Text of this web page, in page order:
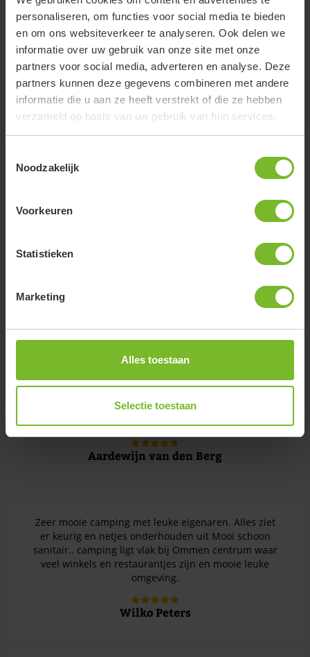
personaliseren, om functies voor social media te bieden
en om ons websiteverkeer te analyseren. Ook delen we
informatie over uw gebruik van onze site met onze
partners voor social media, adverteren en analyse. Deze
partners kunnen deze gegevens combineren met andere
informatie die u aan ze heeft verstrekt of die ze hebben
verzameld op basis van uw gebruik van hun services.
Noodzakelijk
Voorkeuren
Statistieken
Marketing
Alles toestaan
Selectie toestaan
Zo worden wij beoordeeld
behulpzame boer. Mooie schone toilet en douche
rustpunt tijdens de Socialrun en het was echt een
vriendelijk ontvangen. Het sanitair is schoon en goed
verzorgd, alles keurig onderhouden. Het terrein zelf
en een rustige, fijne sfeer. Echt een plek waar je
Aardewijn van den Berg
Zeer mooie camping met leuke eigenaren. Alles ziet
er keurig en netjes onderhouden uit Mooi schoon
sanitair.. camping ligt vlak bij Ommen centrum waar
veel winkels en restaurantjes zijn en mooie leuke
omgeving.
Wilko Peters